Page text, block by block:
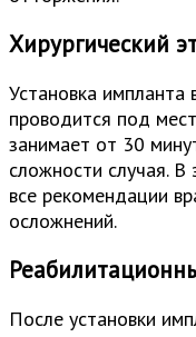
Хирургический
Установка импланта
проводится под
занимает от 30
сложности случая.
все рекомендации
осложнений.
После установки